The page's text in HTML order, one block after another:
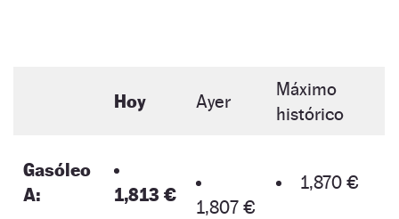
Hoy Ayer
Máximo
histórico
Gasóleo
A:
1,813 €
1,807 €
1,870 €